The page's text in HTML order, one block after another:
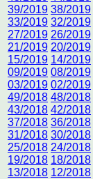
39/2019 38/2019
33/2019 32/2019
27/2019 26/2019
21/2019 20/2019
15/2019 14/2019
09/2019 08/2019
03/2019 02/2019
49/2018 48/2018
43/2018 42/2018
37/2018 36/2018
31/2018 30/2018
25/2018 24/2018
19/2018 18/2018
13/2018 12/2018